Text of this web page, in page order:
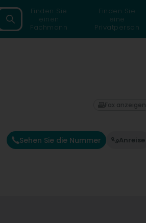
Finden Sie
einen
Fachmann
Finden Sie
eine
Privatperson
Sehen Sie die Nummer Anreise
Fax anzeigen